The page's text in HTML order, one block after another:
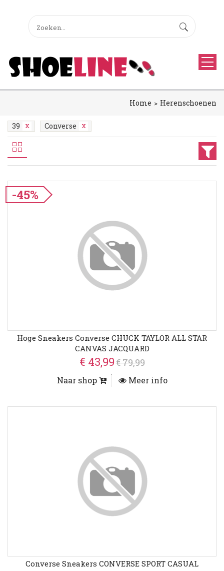
Home Herenschoenen
39 Converse
-45%
Hoge Sneakers Converse CHUCK TAYLOR ALL STAR
CANVAS JACQUARD
€ 43,99€ 79,99
Naar shop Meer info
Converse Sneakers CONVERSE SPORT CASUAL